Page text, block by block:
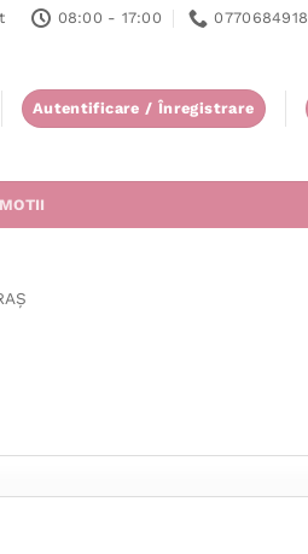
08:00 - 17:00 0770684918
Autentificare / Înregistrare